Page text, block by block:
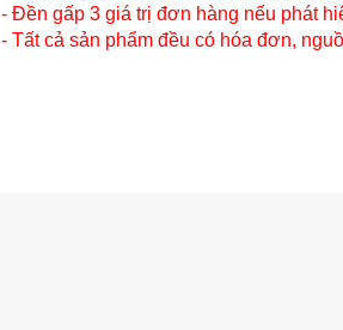
- Đền gấp 3 giá trị đơn hàng nếu phát
- Tất cả sản phẩm đều có hóa đơn,